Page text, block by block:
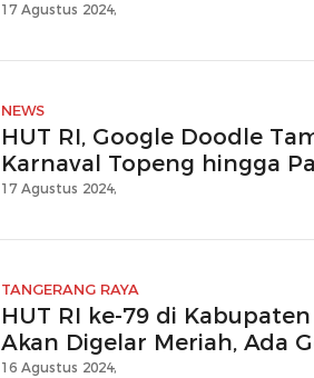
17 Agustus 2024,
NEWS
HUT RI, Google Doodle
Karnaval Topeng hingga
17 Agustus 2024,
TANGERANG RAYA
HUT RI ke-79 di
Akan Digelar Meriah, Ada
16 Agustus 2024,